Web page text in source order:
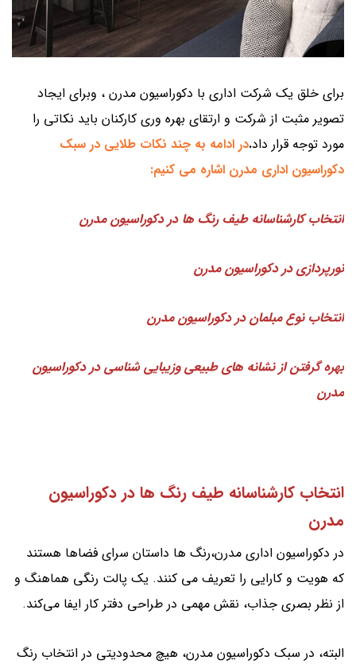
برای خلق یک شرکت اداری با دکوراسیون مدرن ، وبرای ایجاد
تصویر مثبت از شرکت و ارتقای بهره وری کارکنان باید نکاتی را
مورد توجه قرار داد.در ادامه به چند نکات طلایی در سبک
دکوراسیون اداری مدرن اشاره می کنیم:
انتخاب کارشناسانه طیف رنگ ها در دکوراسیون مدرن
نورپردازی در دکوراسیون مدرن
انتخاب نوع مبلمان در دکوراسیون مدرن
بهره گرفتن از نشانه های طبیعی وزیبایی شناسی در دکوراسیون
مدرن
انتخاب کارشناسانه طیف رنگ ها در دکوراسیون
مدرن
در دکوراسیون اداری مدرن،رنگ ها داستان سرای فضاها هستند
که هویت و کارایی را تعریف می کنند. یک پالت رنگی هماهنگ و
از نظر بصری جذاب، نقش مهمی در طراحی دفتر کار ایفا می‌کند.
البته، در سبک دکوراسیون مدرن، هیچ محدودیتی در انتخاب رنگ